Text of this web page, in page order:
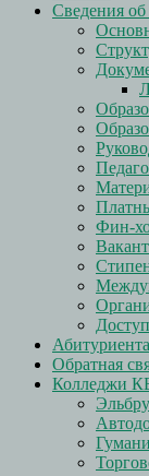
Сведения об
Фин-
Обратная
Колледжи